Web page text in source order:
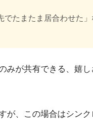
でたまたま居合わせた
みが共有できる、嬉
が、この場合はシン